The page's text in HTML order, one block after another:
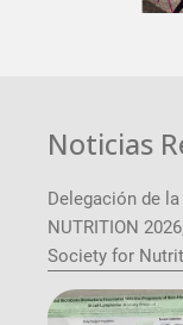
Noticias
Delegación de
NUTRITION
Society for